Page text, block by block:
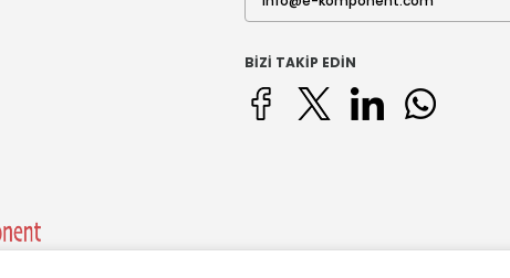
BIZI TAKIP EDIN